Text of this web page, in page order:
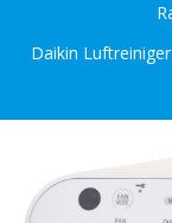
Daikin